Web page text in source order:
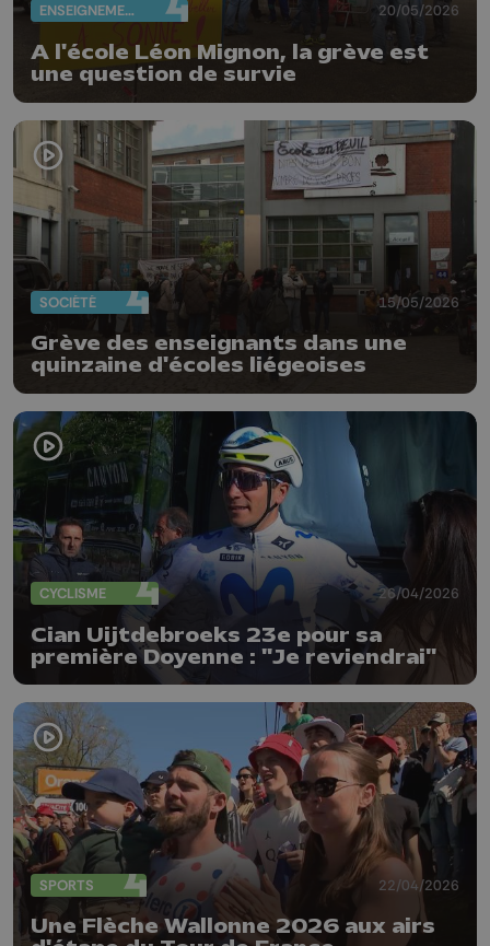
ENSEIGNEMENT 20/05/2026
A l'école Léon Mignon, la grève est
une question de survie
SOCIÉTÉ 15/05/2026
Grève des enseignants dans une
quinzaine d'écoles liégeoises
CYCLISME 26/04/2026
Cian Uijtdebroeks 23e pour sa
première Doyenne : "Je reviendrai"
SPORTS 22/04/2026
Une Flèche Wallonne 2026 aux airs